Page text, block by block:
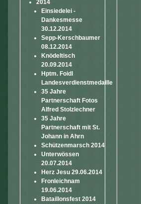
2014
Einsiedelei -
Dankesmesse
30.12.2014
Sepp-Kerschbaumer
08.12.2014
Knödeltisch
20.09.2014
Hptm. Foidl
Landesverdienstmedaille
35 Jahre
Partnerschaft Fotos
Alfred Stolzlechner
35 Jahre
Partnerschaft mit St.
Johann in Ahrn
Schützenmarsch 2014
Unterwössen
20.07.2014
Herz Jesu 29.06.2014
Fronleichnam
19.06.2014
Bataillonsfest 2014